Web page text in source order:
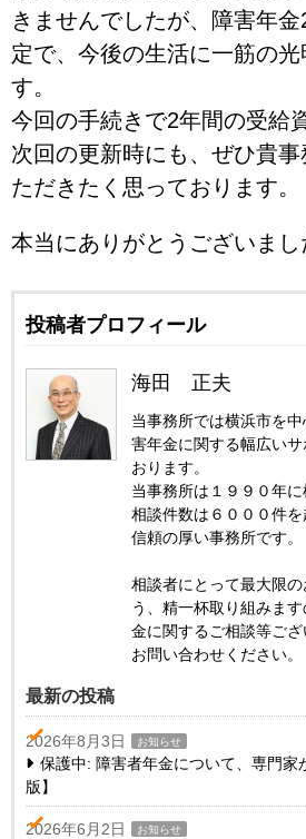
きませんでしたが、障害年
定で、今後の生活に一筋の
す。
今回の手続きで2年間の受給
次回の更新時にも、ぜひ貴
ただきたく思っております。
本当にありがとうございまし
投稿者プロフィール
海田 正夫
当事務所では横浜市を
害年金に関する幅広い
おります。
当事務所は１９９０年に
相談件数は６０００件
信頼の厚い事務所です。
相談者にとって最大限
う、精一杯取り組みま
金に関するご相談等ご
お問い合わせください。
最新の投稿
2026年8月3日 お知らせ
保護中: 障害者年金について、専門家
版】
2026年6月2日 お知らせ